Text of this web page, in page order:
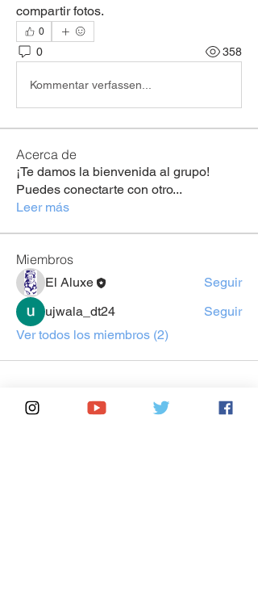
compartir fotos.
0
0 358
Kommentar verfassen...
Acerca de
¡Te damos la bienvenida al grupo!
Puedes conectarte con otro...
Leer más
Miembros
El Aluxe
Seguir
ujwala_dt24
Seguir
Ver todos los miembros (2)